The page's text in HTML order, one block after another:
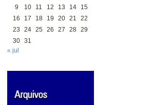
9
10 11 12 13 14
15
16
17 18 19 20 21
22
23
24 25 26 27 28 29
30 31
« jul